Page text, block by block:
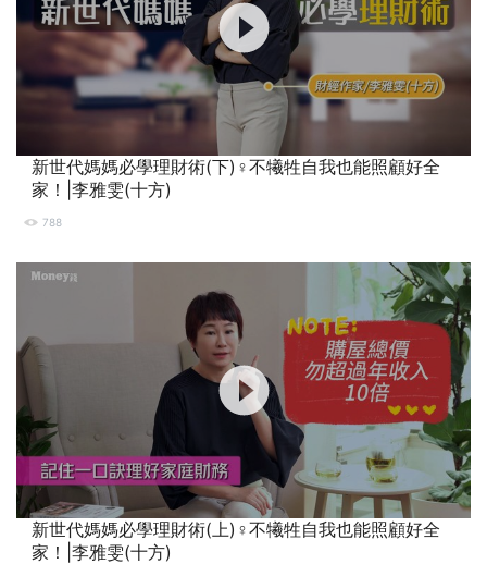
新世代媽媽必學理財術(下)‍♀️不犧牲自我也能照顧好全
家！|李雅雯(十方)
788
新世代媽媽必學理財術(上)‍♀️不犧牲自我也能照顧好全
家！|李雅雯(十方)